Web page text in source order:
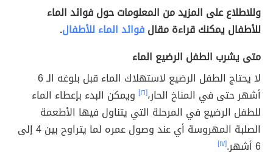
وللاطلاع على المزيد من المعلومات حول فوائد الماء
للأطفال يمكنك قراءة مقالفوائد الماء للأطفال.
متى يشرب الطفل الرضيع الماء
لا يحتاج الطفل الرضيع لاستهلاك الماء قبل بلوغه الـ 6
أشهر حتى في المناخ الحار،[١٦]
ويمكن البدء بإعطاء الماء
للطفل الرضيع في المرحلة التي يتناول فيها الأطعمة
الصلبة المهروسة أي عند وصول عمره لما يتراوح بين 4 إلى
6 أشهر.
[١٧]